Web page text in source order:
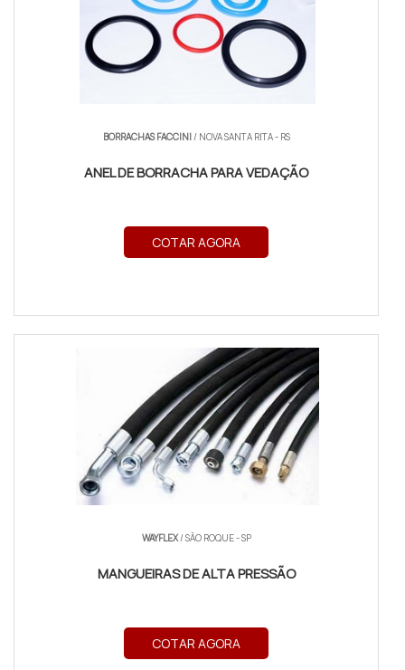
BORRACHAS FACCINI/ NOVA SANTA RITA - RS
ANEL DE BORRACHA PARA VEDAÇÃO
COTAR AGORA
WAYFLEX/ SÃO ROQUE - SP
MANGUEIRAS DE ALTA PRESSÃO
COTAR AGORA